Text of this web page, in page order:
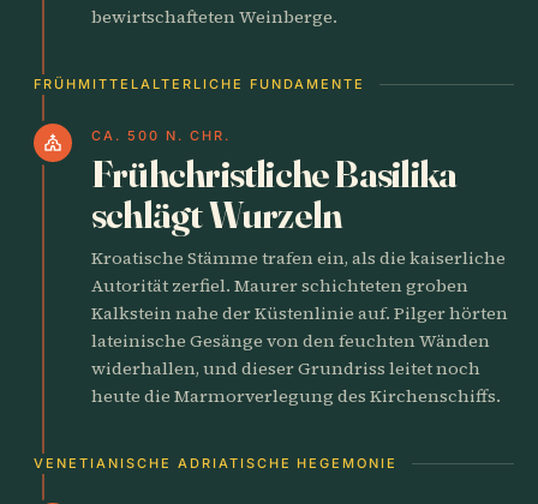
bewirtschafteten Weinberge.
FRÜHMITTELALTERLICHE FUNDAMENTE
church CA. 500 N. CHR.
Frühchristliche Basilika
schlägt Wurzeln
Kroatische Stämme trafen ein, als die kaiserliche
Autorität zerfiel. Maurer schichteten groben
Kalkstein nahe der Küstenlinie auf. Pilger hörten
lateinische Gesänge von den feuchten Wänden
widerhallen, und dieser Grundriss leitet noch
heute die Marmorverlegung des Kirchenschiffs.
VENETIANISCHE ADRIATISCHE HEGEMONIE